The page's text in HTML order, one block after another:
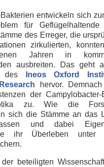
entwickeln sich
für
des Erreger, die
zirkulierten,
Jahren in
ausbreiten. Das geht
des
Ineos Oxford
hervor.
der Campylobacter-
zu. Wie die
sich die Stämme an das
und dabei
ihr Überleben unter
beteiligten